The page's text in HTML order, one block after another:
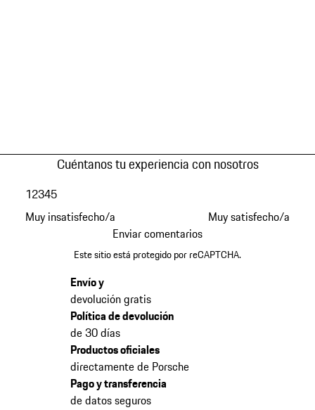
Cuéntanos tu experiencia con nosotros
Muy insatisfecho/a
12345
Muy satisfecho/a
Enviar comentarios
Este sitio está protegido por reCAPTCHA.
Envío y
devolución gratis
Política de devolución
de 30 días
Productos oficiales
directamente de Porsche
Pago y transferencia
de datos seguros